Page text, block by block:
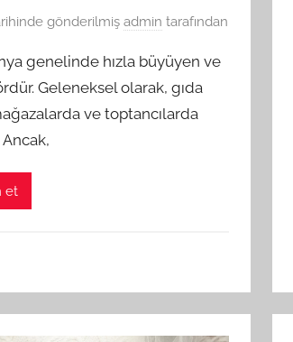
gönderilmiş admin tarafından
genelinde hızla büyüyen ve
Geleneksel olarak, gıda
ve toptancılarda
et